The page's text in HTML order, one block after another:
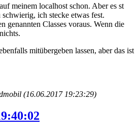
meinem localhost schon. Aber es st
ich stecke etwas fest.
genannten Classes voraus. Wenn die
mitübergeben lassen, aber das ist
(16.06.2017 19:23:29)